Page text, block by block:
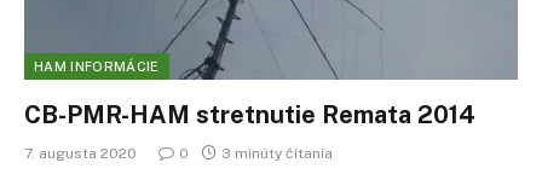
HAM INFORMÁCIE
CB-PMR-HAM stretnutie Remata 2014
7. augusta 2020 0 3 minúty čítania